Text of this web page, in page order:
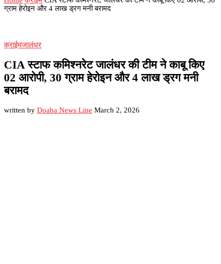
ग्राम हेरोइन और 4 लाख ड्रग मनी बरामद
क्राईमजालंधर
CIA स्टाफ कमिश्नरेट जालंधर की टीम ने काबू किए
02 आरोपी, 30 ग्राम हेरोइन और 4 लाख ड्रग मनी
बरामद
written by Doaba News Line March 2, 2026